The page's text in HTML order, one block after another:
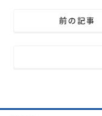
前の記事